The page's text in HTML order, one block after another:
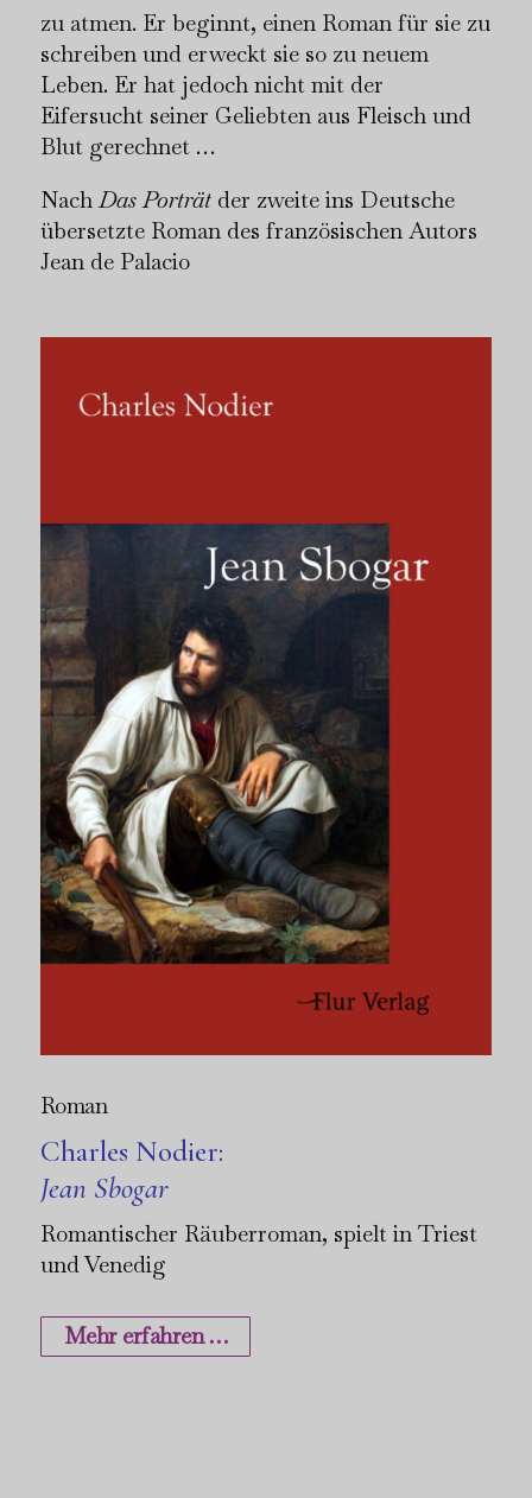
zu atmen. Er beginnt, einen Roman für sie zu
schreiben und erweckt sie so zu neuem
Leben. Er hat jedoch nicht mit der
Eifersucht seiner Geliebten aus Fleisch und
Blut gerechnet …
NachDas Porträtder zweite ins Deutsche
übersetzte Roman des französischen Autors
Jean de Palacio
Roman
Charles Nodier:
Jean Sbogar
Romantischer Räuberroman, spielt in Triest
und Venedig
Mehr erfahren …